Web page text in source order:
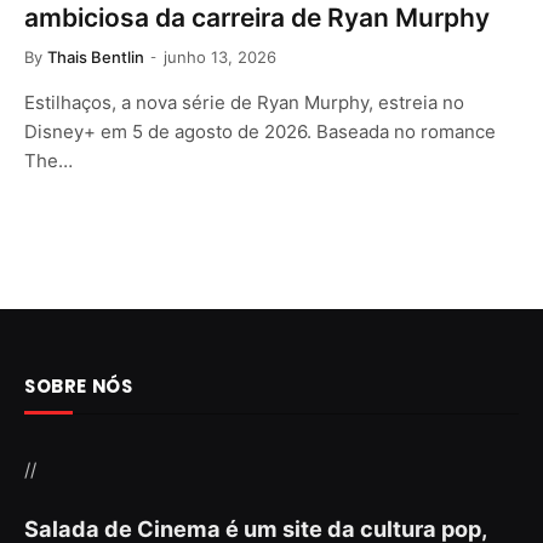
ambiciosa da carreira de Ryan Murphy
By Thais Bentlin junho 13, 2026
Estilhaços, a nova série de Ryan Murphy, estreia no
Disney+ em 5 de agosto de 2026. Baseada no romance
The…
SOBRE NÓS
//
Salada de Cinema é um site da cultura pop,